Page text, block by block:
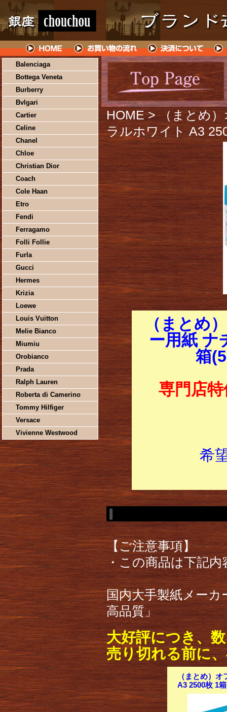
Balenciaga
Bottega Veneta
Burberry
Bvlgari
Cartier
Celine
Chanel
Chloe
Christian Dior
Coach
Cole Haan
Etro
Fendi
Ferragamo
Folli Follie
Furla
Gucci
Hermes
Krizia
Loewe
Louis Vuitton
Melie Bianco
Miumiu
Orobianco
Prada
Ralph Lauren
Roberta di Camerino
Tommy Hilfiger
Versace
Vivienne Westwood
HOME > （まとめ
ラルホワイト A3
（まとめ
ー用紙 ナ
箱
専門店特
希
【ご注意事項】
・この商品は下記
国内大手製紙メーカ
高品質」
大好評につき、
売り切れる前に
（まとめ）
A3 2500枚 1